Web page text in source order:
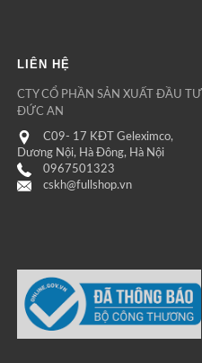
LIÊN HỆ
CTY CỔ PHẦN SẢN XUẤT ĐẦU TƯ
ĐỨC AN
C09- 17 KĐT Geleximco,
Dương Nội, Hà Đông, Hà Nội
0967501323
cskh@fullshop.vn